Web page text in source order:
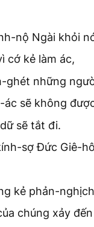
nộ Ngài khỏi
cớ kẻ làm ác,
ghét những
ác sẽ không
sẽ tắt đi.
sợ Đức Giê-
kẻ phản-
chúng xảy